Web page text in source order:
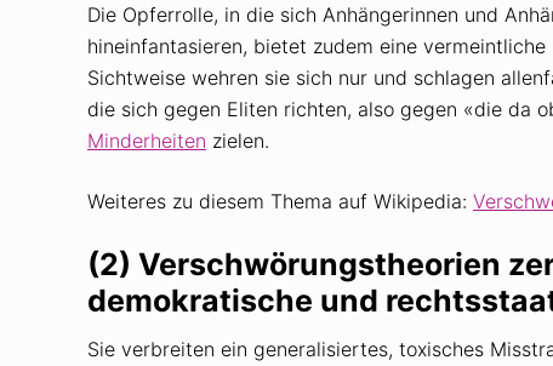
Die Opferrolle, in die sich Anhängerinnen und
hineinfantasieren, bietet zudem eine
Sichtweise wehren sie sich nur und schlagen
die sich gegen Eliten richten, also gegen «die da
Minderheiten zielen.
Weiteres zu diesem Thema auf Wikipedia:
(2) Verschwörungstheorien
demokratische und
Sie verbreiten ein generalisiertes, toxisches